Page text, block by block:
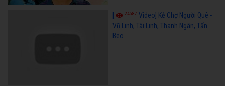
24587 Video] Kẻ Chợ Người Quê -
Vũ Linh, Tài Linh, Thanh Ngân, Tấn
Beo